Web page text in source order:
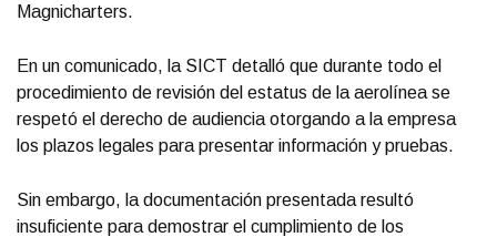
Magnicharters.
En un comunicado, la SICT detalló que durante todo el
procedimiento de revisión del estatus de la aerolínea se
respetó el derecho de audiencia otorgando a la empresa
los plazos legales para presentar información y pruebas.
Sin embargo, la documentación presentada resultó
insuficiente para demostrar el cumplimiento de los